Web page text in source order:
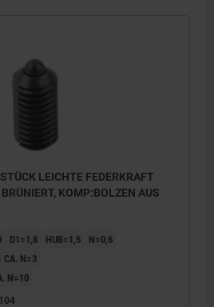
LEICHTE FEDERKRAFT
KOMP:BOLZEN AUS
D1=1,8 HUB=1,5
N=0,6
CA. N=3
N=10